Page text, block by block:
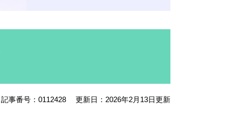
記事番号：0112428 更新日：2026年2月13日更新